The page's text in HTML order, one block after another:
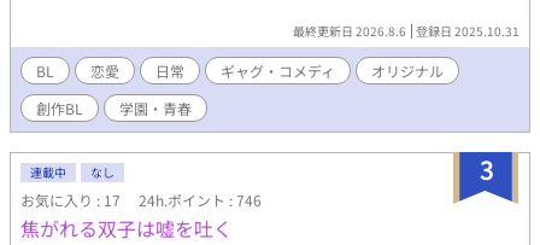
最終更新日 2026.8.6 登録日 2025.10.31
BL 恋愛 日常 ギャグ・コメディ
オリジナル
創作BL
学園・青春
3
連載中 なし
お気に入り : 17 24h.ポイント : 746
焦がれる双子は嘘を吐く